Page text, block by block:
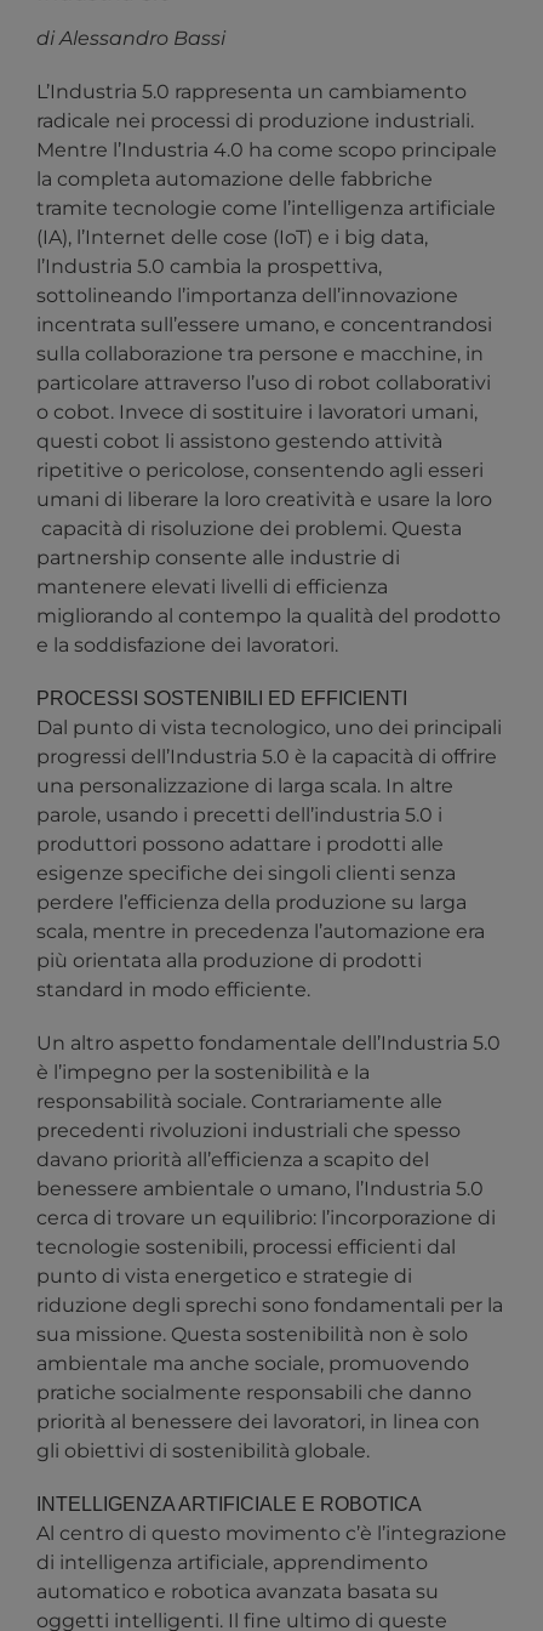
di Alessandro Bassi
L’Industria 5.0 rappresenta un cambiamento
radicale nei processi di produzione industriali.
Mentre l’Industria 4.0 ha come scopo principale
la completa automazione delle fabbriche
tramite tecnologie come l’intelligenza artificiale
(IA), l’Internet delle cose (IoT) e i big data,
l’Industria 5.0 cambia la prospettiva,
sottolineando l’importanza dell’innovazione
incentrata sull’essere umano, e concentrandosi
sulla collaborazione tra persone e macchine, in
particolare attraverso l’uso di robot collaborativi
o cobot. Invece di sostituire i lavoratori umani,
questi cobot li assistono gestendo attività
ripetitive o pericolose, consentendo agli esseri
umani di liberare la loro creatività e usare la loro
capacità di risoluzione dei problemi. Questa
partnership consente alle industrie di
mantenere elevati livelli di efficienza
migliorando al contempo la qualità del prodotto
e la soddisfazione dei lavoratori.
PROCESSI SOSTENIBILI ED EFFICIENTI
Dal punto di vista tecnologico, uno dei principali
progressi dell’Industria 5.0 è la capacità di offrire
una personalizzazione di larga scala. In altre
parole, usando i precetti dell’industria 5.0 i
produttori possono adattare i prodotti alle
esigenze specifiche dei singoli clienti senza
perdere l’efficienza della produzione su larga
scala, mentre in precedenza l’automazione era
più orientata alla produzione di prodotti
standard in modo efficiente.
Un altro aspetto fondamentale dell’Industria 5.0
è l’impegno per la sostenibilità e la
responsabilità sociale. Contrariamente alle
precedenti rivoluzioni industriali che spesso
davano priorità all’efficienza a scapito del
benessere ambientale o umano, l’Industria 5.0
cerca di trovare un equilibrio: l’incorporazione di
tecnologie sostenibili, processi efficienti dal
punto di vista energetico e strategie di
riduzione degli sprechi sono fondamentali per la
sua missione. Questa sostenibilità non è solo
ambientale ma anche sociale, promuovendo
pratiche socialmente responsabili che danno
priorità al benessere dei lavoratori, in linea con
gli obiettivi di sostenibilità globale.
INTELLIGENZA ARTIFICIALE E ROBOTICA
Al centro di questo movimento c’è l’integrazione
di intelligenza artificiale, apprendimento
automatico e robotica avanzata basata su
oggetti intelligenti. Il fine ultimo di queste